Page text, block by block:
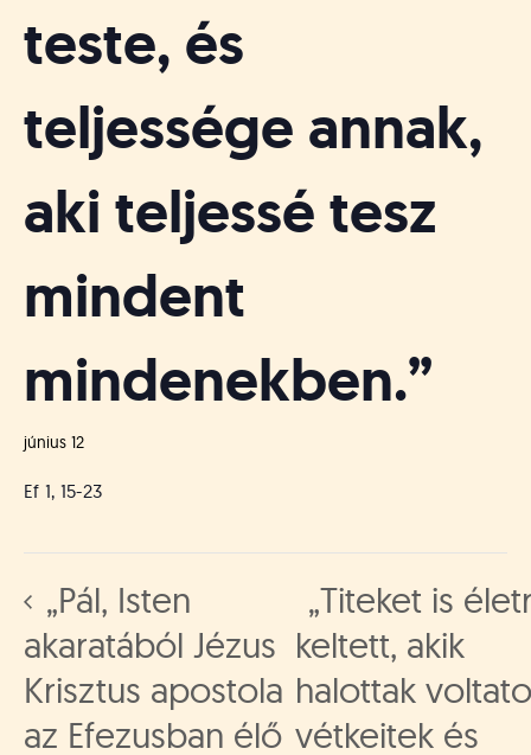
teste, és
teljessége annak,
aki teljessé tesz
mindent
mindenekben.”
június 12
Ef 1, 15-23
„Pál, Isten
akaratából Jézus
Krisztus apostola
az Efezusban élő
„Titeket is
keltett, akik
halottak
vétkeitek és